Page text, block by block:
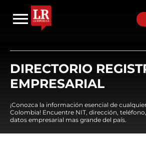
DIRECTORIO
EMPRESARIAL
¡Conozca la información esencial de
Colombia! Encuentre NIT, dirección,
datos empresarial mas grande del país.